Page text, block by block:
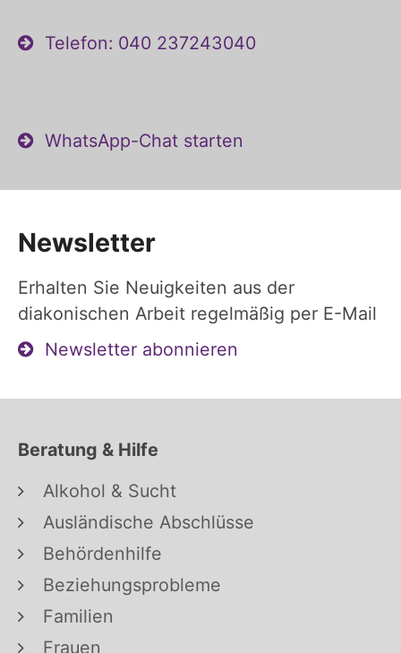
Telefon: 040 237243040
WhatsApp-Chat starten
Newsletter
Erhalten Sie Neuigkeiten aus der
diakonischen Arbeit regelmäßig per E-Mail
Newsletter abonnieren
Beratung & Hilfe
Alkohol & Sucht
Ausländische Abschlüsse
Behördenhilfe
Beziehungsprobleme
Familien
Frauen